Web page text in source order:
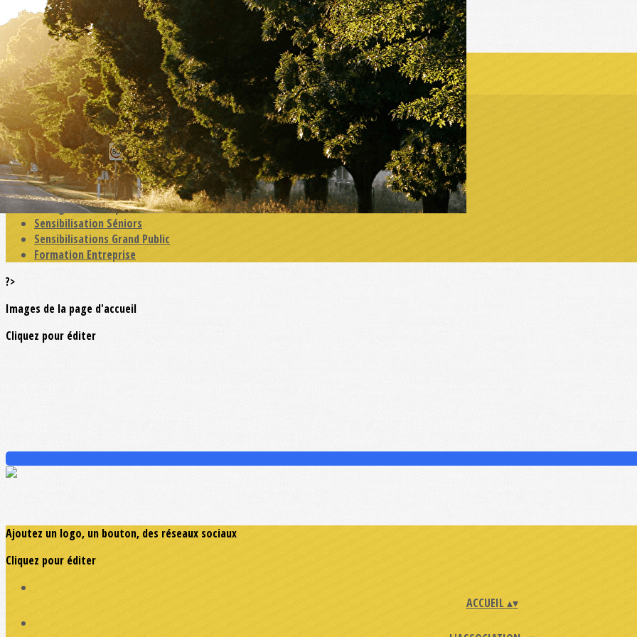
Exporter les lignes sélectionnées
Exporter toutes les colonnes
Exporter uniquement les colonnes affichées
Menu
<
>
Actualités
Education Primaire
Education Collège - MFR
Education Lycées -CFA
Enseignement Supérieur
Sensibilisation Séniors
Sensibilisations Grand Public
Formation Entreprise
?>
Images de la page d'accueil
Cliquez pour éditer
Ajoutez un logo, un bouton, des réseaux sociaux
Cliquez pour éditer
ACCUEIL ▴▾